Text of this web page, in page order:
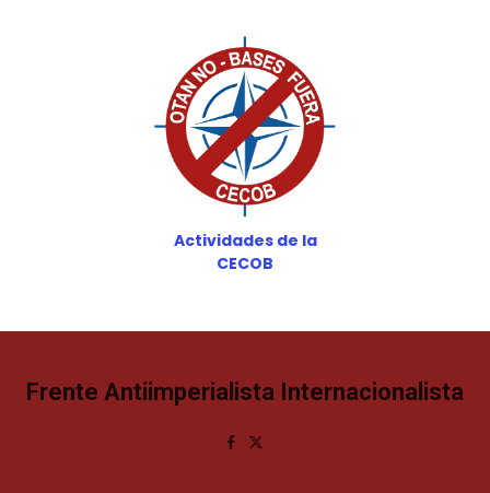
Actividades de la
CECOB
Frente Antiimperialista Internacionalista